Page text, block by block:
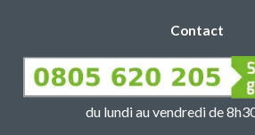
Contact
du lundi au vendredi de